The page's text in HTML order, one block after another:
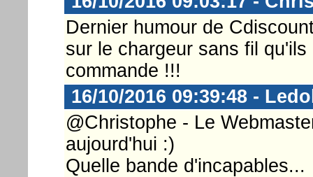
Dernier humour de
sur le chargeur sans fil
commande !!!
16/10/2016 09:39:48 -
@Christophe - Le
aujourd'hui :)
Quelle bande d'incapables...